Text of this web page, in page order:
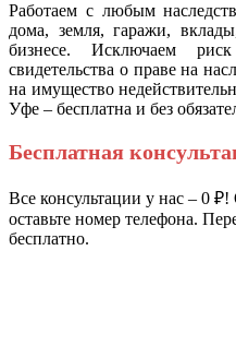
Работаем с любым
дома, земля, гаражи,
бизнесе. Исключаем
свидетельства о праве на
на имущество
Уфе – бесплатна и без
Бесплатная
Все консультации у нас – 0
оставьте номер телефона.
бесплатно.